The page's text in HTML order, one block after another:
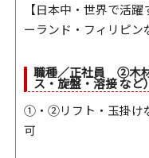
【日本中・世界で活
ーランド・フィリピン
職種／正社員 ②木
ス・旋盤・溶接 など
①・②リフト・玉掛け
可